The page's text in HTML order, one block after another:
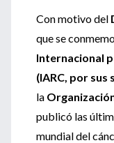
Con motivo del
que se
Internacional
(IARC, por sus
la
publicó las
mundial del